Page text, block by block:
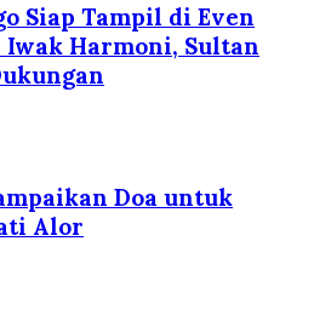
Siap Tampil di Even
Iwak Harmoni, Sultan
Doa untuk
Alor